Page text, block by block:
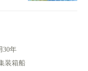
30年
装箱船